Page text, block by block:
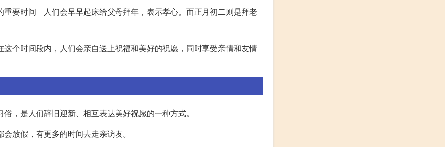
要时间，人们会早早起床给父母拜年，表示孝心。而正月初二则是拜老
个时间段内，人们会亲自送上祝福和美好的祝愿，同时享受亲情和友情
，是人们辞旧迎新、相互表达美好祝愿的一种方式。
放假，有更多的时间去走亲访友。